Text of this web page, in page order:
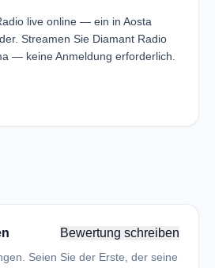
live online — ein in Aosta
Streamen Sie Diamant Radio
— keine Anmeldung erforderlich.
Bewertung schreiben
Seien Sie der Erste, der seine